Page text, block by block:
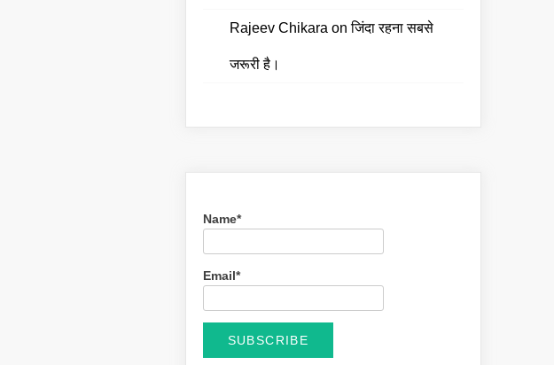
Rajeev Chikara onजिंदा रहना सबसे
जरूरी है।
Name*
Email*